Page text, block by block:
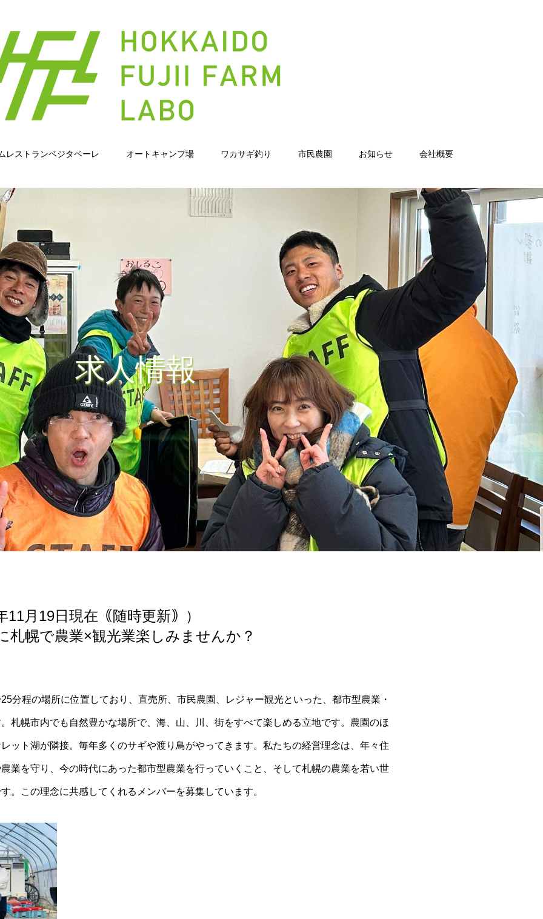
レストランベジタベーレ オートキャンプ場 ワカサギ釣り 市民農園 お知らせ 会社概要
求人情報
月19日現在｟随時更新｠）
札幌で農業×観光業楽しみませんか？
分程の場所に位置しており、直売所、市民農園、レジャー観光といった、都市型農業・
札幌市内でも自然豊かな場所で、海、山、川、街をすべて楽しめる立地です。農園のほ
ット湖が隣接。毎年多くのサギや渡り鳥がやってきます。私たちの経営理念は、年々住
業を守り、今の時代にあった都市型農業を行っていくこと、そして札幌の農業を若い世
。この理念に共感してくれるメンバーを募集しています。